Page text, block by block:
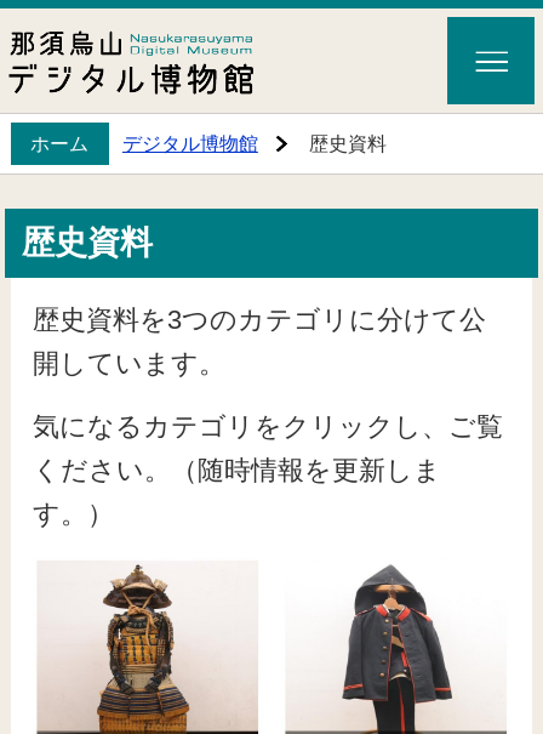
ホーム デジタル博物館 歴史資料
歴史資料
歴史資料を3つのカテゴリに分けて公
開しています。
気になるカテゴリをクリックし、ご覧
ください。（随時情報を更新しま
す。）